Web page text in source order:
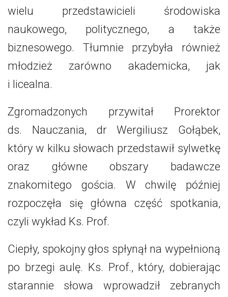
wielu przedstawicieli środowiska
naukowego, politycznego, a także
biznesowego. Tłumnie przybyła również
młodzież zarówno akademicka, jak
i licealna.
Zgromadzonych przywitał Prorektor
ds. Nauczania, dr Wergiliusz Gołąbek,
który w kilku słowach przedstawił sylwetkę
oraz główne obszary badawcze
znakomitego gościa. W chwilę później
rozpoczęła się główna część spotkania,
czyli wykład Ks. Prof.
Ciepły, spokojny głos spłynął na wypełnioną
po brzegi aulę. Ks. Prof., który, dobierając
starannie słowa wprowadził zebranych